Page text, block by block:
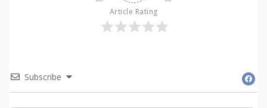
Article Rating
Subscribe